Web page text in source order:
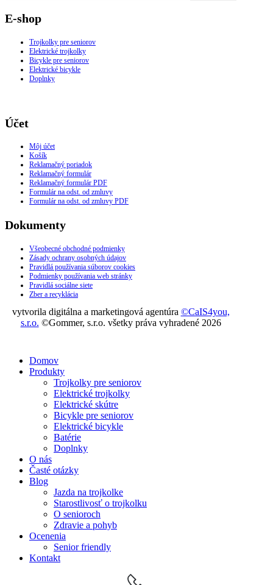
E-shop
Trojkolky pre seniorov
Elektrické trojkolky
Bicykle pre seniorov
Elektrické bicykle
Doplnky
Účet
Môj účet
Košík
Reklamačný poriadok
Reklamačný formulár
Reklamačný formulár PDF
Formulár na odst. od zmluvy
Formulár na odst. od zmluvy PDF
Dokumenty
Všeobecné obchodné podmienky
Zásady ochrany osobných údajov
Pravidlá používania súborov cookies
Podmienky používania web stránky
Pravidlá sociálne siete
Zber a recyklácia
vytvorila digitálna a marketingová agentúra ©CaIS4you,
s.r.o. ©Gommer, s.r.o. všetky práva vyhradené 2026
Domov
Produkty
Trojkolky pre seniorov
Elektrické trojkolky
Elektrické skútre
Bicykle pre seniorov
Elektrické bicykle
Batérie
Doplnky
O nás
Časté otázky
Blog
Jazda na trojkolke
Starostlivosť o trojkolku
O senioroch
Zdravie a pohyb
Ocenenia
Senior friendly
Kontakt